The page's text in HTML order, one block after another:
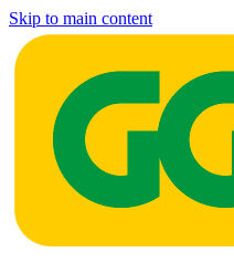
Skip to main content